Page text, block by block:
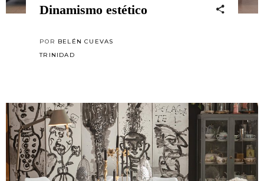
Dinamismo estético
POR BELÉN CUEVAS
TRINIDAD